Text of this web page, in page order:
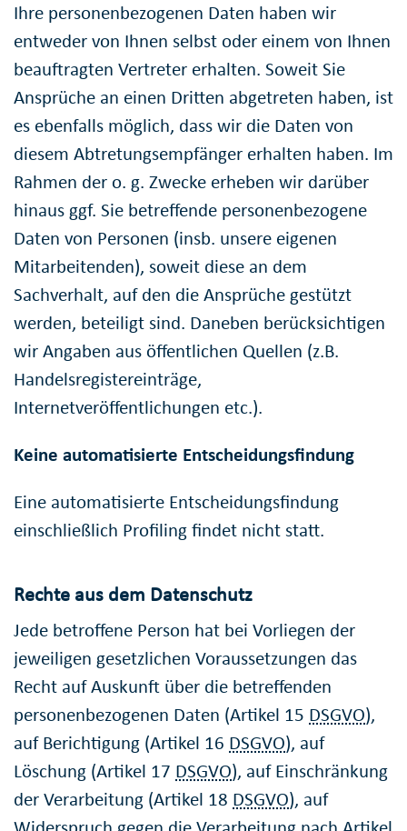
Ihre personenbezogenen Daten haben wir
entweder von Ihnen selbst oder einem von Ihnen
beauftragten Vertreter erhalten. Soweit Sie
Ansprüche an einen Dritten abgetreten haben, ist
es ebenfalls möglich, dass wir die Daten von
diesem Abtretungsempfänger erhalten haben. Im
Rahmen der o. g. Zwecke erheben wir darüber
hinaus ggf. Sie betreffende personenbezogene
Daten von Personen (insb. unsere eigenen
Mitarbeitenden), soweit diese an dem
Sachverhalt, auf den die Ansprüche gestützt
werden, beteiligt sind. Daneben berücksichtigen
wir Angaben aus öffentlichen Quellen (z.B.
Handelsregistereinträge,
Internetveröffentlichungen etc.).
Keine automatisierte Entscheidungsfindung
Eine automatisierte Entscheidungsfindung
einschließlich Profiling findet nicht statt.
Rechte aus dem Datenschutz
Jede betroffene Person hat bei Vorliegen der
jeweiligen gesetzlichen Voraussetzungen das
Recht auf Auskunft über die betreffenden
personenbezogenen Daten (Artikel 15 DSGVO),
auf Berichtigung (Artikel 16 DSGVO), auf
Löschung (Artikel 17 DSGVO), auf Einschränkung
der Verarbeitung (Artikel 18 DSGVO), auf